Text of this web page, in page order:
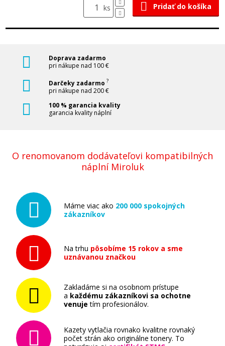
ks Pridať do košíka
Doprava zadarmo
pri nákupe nad 100 €
Darčeky zadarmo ?
pri nákupe nad 200 €
100 % garancia kvality
garancia kvality náplní
O renomovanom dodávateľovi kompatibilných
náplní Miroluk
Máme viac ako 200 000 spokojných
zákazníkov
Na trhu pôsobíme 15 rokov a sme
uznávanou značkou
Zakladáme si na osobnom prístupe
a každému zákazníkovi sa ochotne
venuje tím profesionálov.
Kazety vytlačia rovnako kvalitne rovnaký
počet strán ako originálne tonery. To